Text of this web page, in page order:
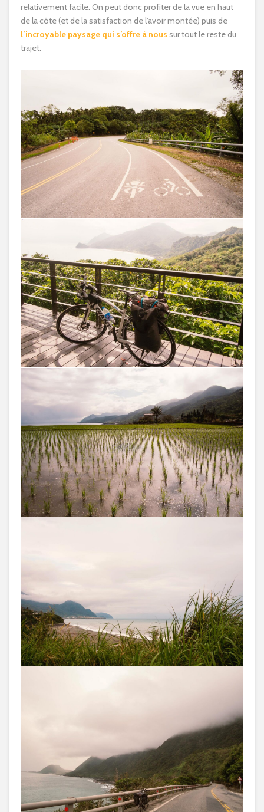
relativement facile. On peut donc profiter de la vue en haut
de la côte (et de la satisfaction de l’avoir montée) puis de
l’incroyable paysage qui s’offre à nous sur tout le reste du
trajet.